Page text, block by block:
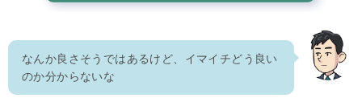
なんか良さそうではあるけど、イマイチどう良い
のか分からないな